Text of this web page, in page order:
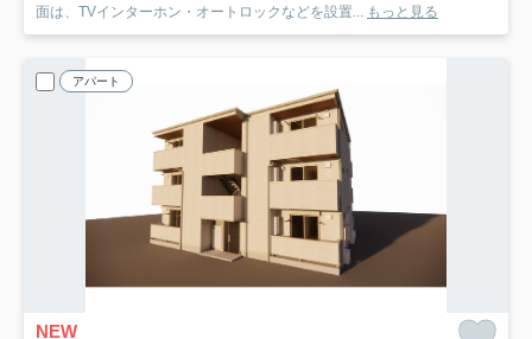
面は、TVインターホン・オートロックなどを設置... もっと見る
アパート
NEW